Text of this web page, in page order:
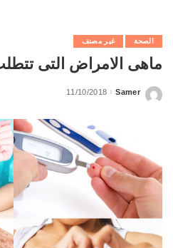
الصحة غير مصنف
ماهى الامراض التى
Posted
Samer
11/10/2018